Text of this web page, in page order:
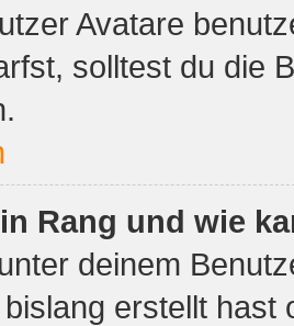
Avatare
solltest du die
Rang und wie
deinem
erstellt